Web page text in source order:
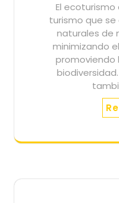
El ecoturismo es una modalidad de
turismo que
naturales de
minimizando
promoviendo